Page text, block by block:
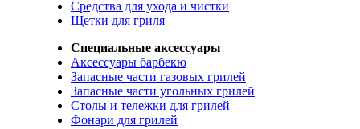
Средства для ухода и чистки
Щетки для гриля
Специальные аксессуары
Аксессуары барбекю
Запасные части газовых грилей
Запасные части угольных грилей
Столы и тележки для грилей
Фонари для грилей